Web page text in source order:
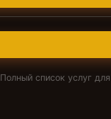
Полный список услуг